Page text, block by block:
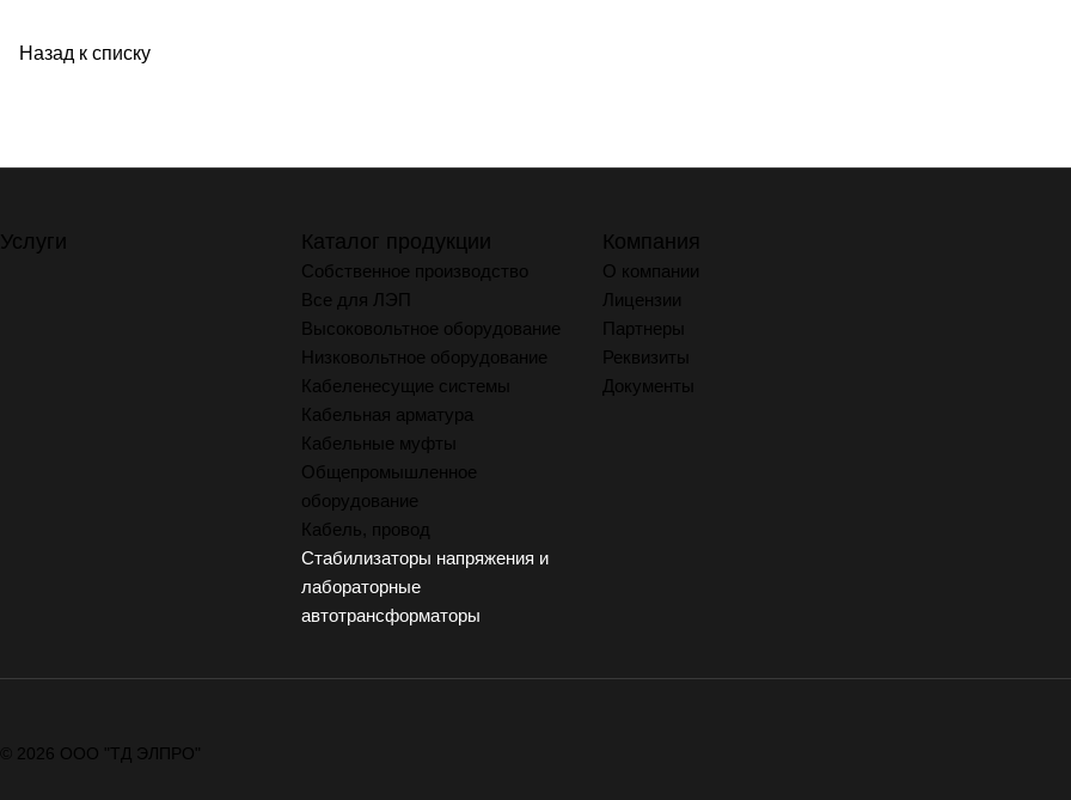
Назад к списку
Услуги Каталог продукции
Собственное производство
Все для ЛЭП
Высоковольтное оборудование
Низковольтное оборудование
Кабеленесущие системы
Кабельная арматура
Кабельные муфты
Общепромышленное
оборудование
Кабель, провод
Стабилизаторы напряжения и
лабораторные
автотрансформаторы
Компания
О компании
Лицензии
Партнеры
Реквизиты
Документы
© 2026 ООО "ТД ЭЛПРО"